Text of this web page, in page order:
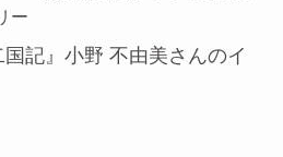
ー
国記』小野 不由美さんのイ